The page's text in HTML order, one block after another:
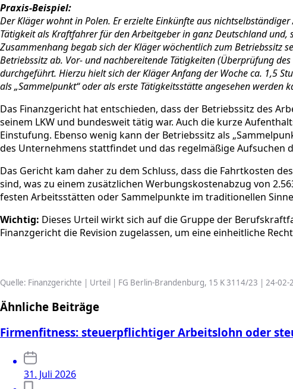
Praxis-Beispiel:
Der Kläger wohnt in Polen. Er erzielte Einkünfte aus
Tätigkeit als Kraftfahrer für den Arbeitgeber in ganz Deutschland
Zusammenhang begab sich der Kläger wöchentlich zum Betriebssitz
Betriebssitz ab. Vor- und nachbereitende Tätigkeiten (Überprüfung
durchgeführt. Hierzu hielt sich der Kläger Anfang der Woche ca. 1,5
als „Sammelpunkt“ oder als erste Tätigkeitsstätte angesehen werden
Das Finanzgericht hat entschieden, dass der Betriebssitz des
seinem LKW und bundesweit tätig war. Auch die kurze
Einstufung. Ebenso wenig kann der Betriebssitz als
des Unternehmens stattfindet und das regelmäßige Aufsuchen
Das Gericht kam daher zu dem Schluss, dass die Fahrtkosten
sind, was zu einem zusätzlichen Werbungskostenabzug von
festen Arbeitsstätten oder Sammelpunkte im traditionellen
Wichtig: Dieses Urteil wirkt sich auf die Gruppe der
Finanzgericht die Revision zugelassen, um eine einheitliche
Quelle: Finanzgerichte | Urteil | FG Berlin-Brandenburg, 15 K 3114/23 | 24-02-
Ähnliche Beiträge
Firmenfitness: steuerpflichtiger Arbeitslohn oder
31. Juli 2026